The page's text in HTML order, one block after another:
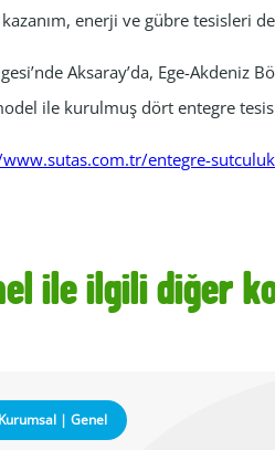
enerji ve gübre tesisleri
Aksaray’da, Ege-Akdeniz
ile kurulmuş dört entegre
entegre-
ile ilgili diğer
Kurumsal | Genel